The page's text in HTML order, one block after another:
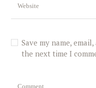
Save my name,
the next time I